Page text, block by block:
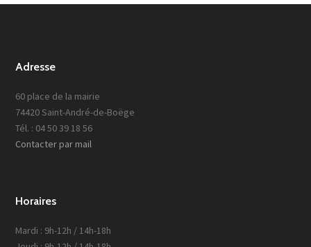
Adresse
60 place de la mairie
74420 Saint-André-de-Boëge
Tél. : 04 50 39 18 56
Contacter par mail
Horaires
Mardi : 9h-12h / 14h-18h